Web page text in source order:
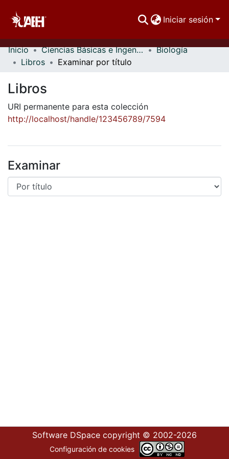
Iniciar sesión
Comunidades
Inicio Ciencias Básicas e Ingeniería
Biología
Libros
Examinar por título
Libros
URI permanente para esta colección
http://localhost/handle/123456789/7594
Examinar
Software DSpace copyright © 2002-2026
Configuración de cookies